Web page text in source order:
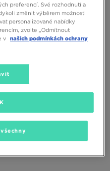
ONLY AT
Kč
preferencí. Své rozhodnutí a
změnit výběrem možnosti
personalizované nabídky
zvolte „Odmítnout
v našich podmínkách ochrany